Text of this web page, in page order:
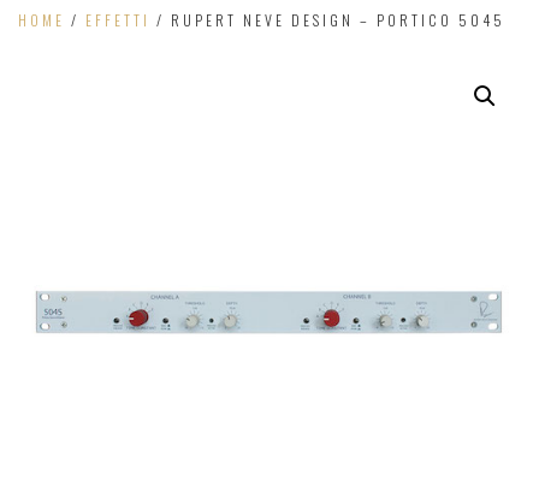
HOME / EFFETTI / RUPERT NEVE DESIGN – PORTICO 5045